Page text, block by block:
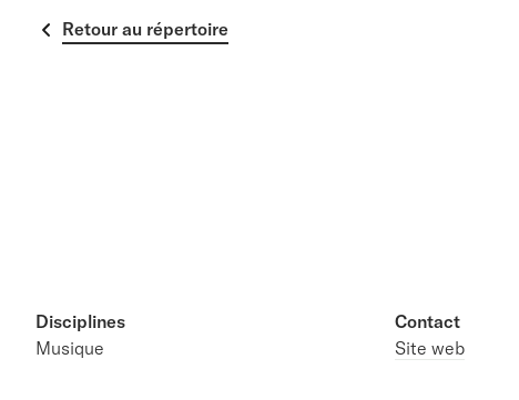
Retour au répertoire
Disciplines
Musique
Contact
Site web